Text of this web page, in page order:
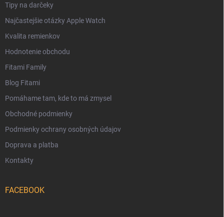
Tipy na darčeky
Najčastejšie otázky Apple Watch
Kvalita remienkov
Hodnotenie obchodu
Fitami Family
Blog Fitami
Pomáhame tam, kde to má zmysel
Obchodné podmienky
Podmienky ochrany osobných údajov
Doprava a platba
Kontakty
FACEBOOK